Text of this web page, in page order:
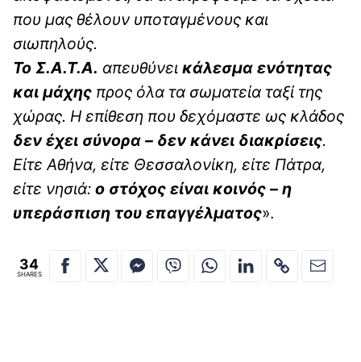
που μας θέλουν υποταγμένους και
σιωπηλούς.
Το Σ.Α.Τ.Α. απευθύνει κάλεσμα ενότητας
και μάχης προς όλα τα σωματεία ταξί της
χώρας. Η επίθεση που δεχόμαστε ως κλάδος
δεν έχει σύνορα – δεν κάνει διακρίσεις.
Είτε Αθήνα, είτε Θεσσαλονίκη, είτε Πάτρα,
είτε νησιά: ο στόχος είναι κοινός – η
υπεράσπιση του επαγγέλματος».
34
SHARES